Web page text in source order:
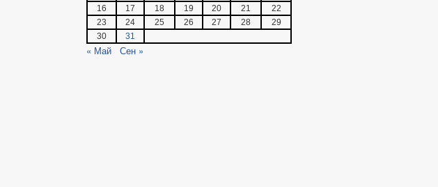
16
17 18 19 20 21
22
23
24 25 26 27 28
29
30
31
« Май Сен »